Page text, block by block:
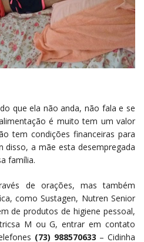
que ela não anda, não fala e se
é muito tem um valor
tem condições financeiras para
disso, a mãe esta desempregada
família.
de orações, mas também
como Sustagen, Nutren Senior
de produtos de higiene pessoal,
M ou G, entrar em contato
(73) 988570633 – Cidinha